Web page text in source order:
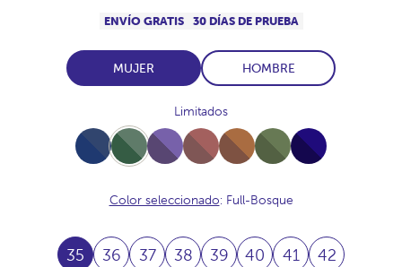
ENVÍO GRATIS 30 DÍAS DE PRUEBA
MUJER HOMBRE
Limitados
Full-
NavyJaspeado
Full-
Bosque
Full-
Plum
Full-
Praline
Full-
Vison
Full-
Musgo
Full-
Navy
Color seleccionado: Full-Bosque
35 36 37 38 39 40 41 42